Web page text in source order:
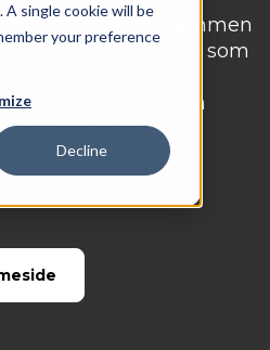
single cookie will be
your preference
Decline
samme lokaler sammen
Consulting, men som
spesielt kjent for sin
forretningsdrevne
og geospatiale